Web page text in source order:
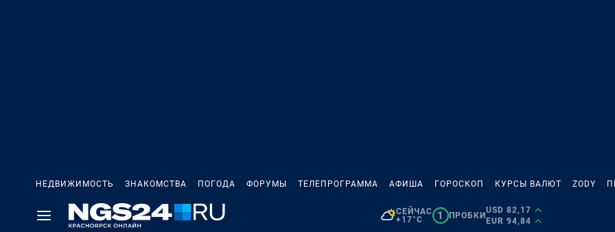
НЕДВИЖИМОСТЬ ЗНАКОМСТВА ПОГОДА ФОРУМЫ ТЕЛЕПРОГРАММА АФИША ГОРОСКОП КУРСЫ ВАЛЮТ ZODY
СЕЙЧАС
+17°C
1 ПРОБКИ
USD 82,17
EUR 94,84